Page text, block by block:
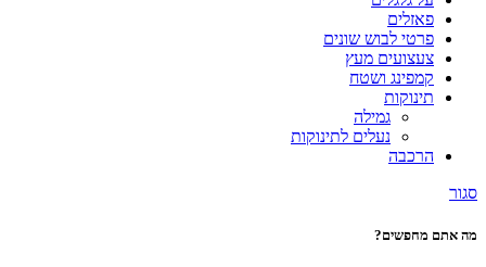
פאזלים
פרטי לבוש שונים
צעצועים מעץ
קמפינג ושטח
תינוקות
גמילה
נעלים לתינוקות
הרכבה
סגור
מה אתם מחפשים?